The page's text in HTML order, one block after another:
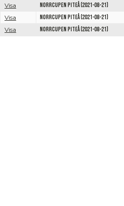
Visa
Norrcupen Piteå (2021-08-21)
Visa
Norrcupen Piteå (2021-08-21)
Visa
Norrcupen Piteå (2021-08-21)